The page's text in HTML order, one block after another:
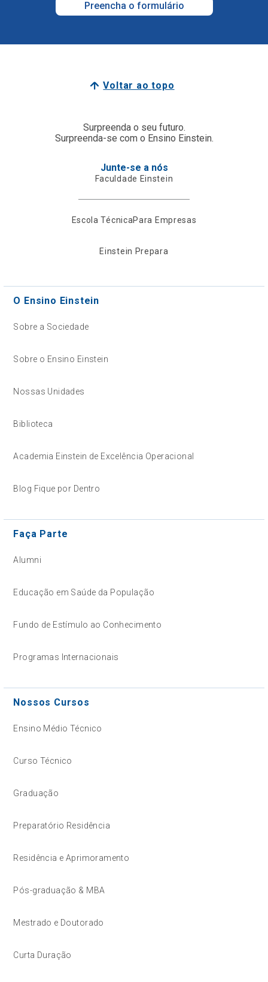
Preencha o formulário
Voltar ao topo
Surpreenda o seu futuro.
Surpreenda-se com o Ensino Einstein.
Junte-se a nós
Faculdade Einstein
Escola TécnicaPara Empresas
Einstein Prepara
O Ensino Einstein
Sobre a Sociedade
Sobre o Ensino Einstein
Nossas Unidades
Biblioteca
Academia Einstein de Excelência Operacional
Blog Fique por Dentro
Faça Parte
Alumni
Educação em Saúde da População
Fundo de Estímulo ao Conhecimento
Programas Internacionais
Nossos Cursos
Ensino Médio Técnico
Curso Técnico
Graduação
Preparatório Residência
Residência e Aprimoramento
Pós-graduação & MBA
Mestrado e Doutorado
Curta Duração